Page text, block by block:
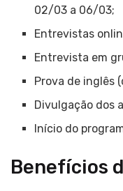
02/03 a 06/03;
Entrevistas
Entrevista em
Prova de inglês
Divulgação dos
Início do
Benefícios